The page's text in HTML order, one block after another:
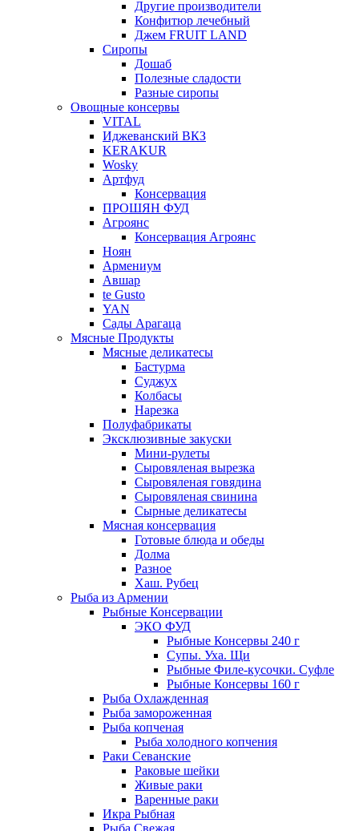
Другие производители
Конфитюр лечебный
Джем FRUIT LAND
Сиропы
Дошаб
Полезные сладости
Разные сиропы
Овощные консервы
VITAL
Иджеванский ВКЗ
KERAKUR
Wosky
Артфуд
Консервация
ПРОШЯН ФУД
Агроянс
Консервация Агроянс
Ноян
Армениум
Авшар
te Gusto
YAN
Сады Арагаца
Мясные Продукты
Мясные деликатесы
Бастурма
Суджух
Колбасы
Нарезка
Полуфабрикаты
Эксклюзивные закуски
Мини-рулеты
Сыровяленая вырезка
Сыровяленая говядина
Сыровяленая свинина
Сырные деликатесы
Мясная консервация
Готовые блюда и обеды
Долма
Разное
Хаш. Рубец
Рыба из Армении
Рыбные Консервации
ЭКО ФУД
Рыбные Консервы 240 г
Супы. Уха. Щи
Рыбные Филе-кусочки. Суфле
Рыбные Консервы 160 г
Рыба Охлажденная
Рыба замороженная
Рыба копченая
Рыба холодного копчения
Раки Севанские
Раковые шейки
Живые раки
Варенные раки
Икра Рыбная
Рыба Свежая